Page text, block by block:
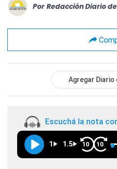
Por Redacción Diario
Agregar Diario
Escuchá la nota
1 1.5 10 10